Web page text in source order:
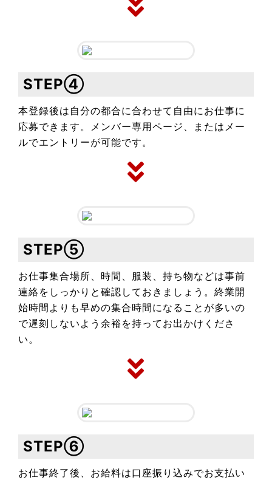
STEP④
本登録後は自分の都合に合わせて自由にお仕事に
応募できます。メンバー専用ページ、またはメー
ルでエントリーが可能です。
STEP⑤
お仕事集合場所、時間、服装、持ち物などは事前
連絡をしっかりと確認しておきましょう。終業開
始時間よりも早めの集合時間になることが多いの
で遅刻しないよう余裕を持ってお出かけくださ
い。
STEP⑥
お仕事終了後、お給料は口座振り込みでお支払い